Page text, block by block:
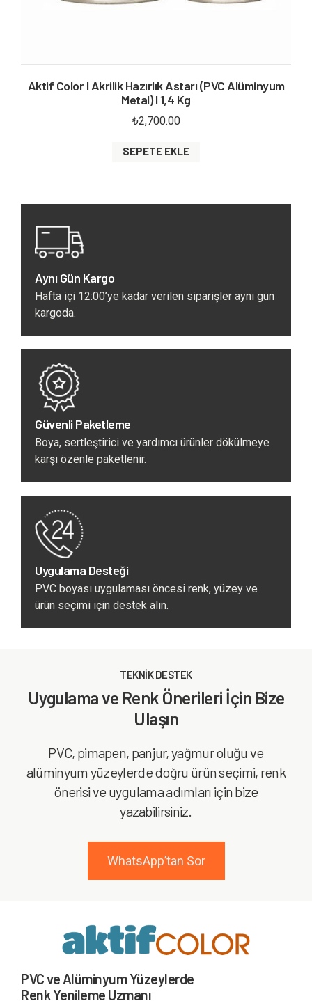
Aktif Color I Akrilik Hazırlık Astarı (PVC Alüminyum
Metal) I 1,4 Kg
₺2,700.00
SEPETE EKLE
Aynı Gün Kargo
Hafta içi 12:00’ye kadar verilen siparişler aynı gün
kargoda.
Güvenli Paketleme
Boya, sertleştirici ve yardımcı ürünler dökülmeye
karşı özenle paketlenir.
Uygulama Desteği
PVC boyası uygulaması öncesi renk, yüzey ve
ürün seçimi için destek alın.
TEKNİK DESTEK
Uygulama ve Renk Önerileri İçin Bize
Ulaşın
PVC, pimapen, panjur, yağmur oluğu ve
alüminyum yüzeylerde doğru ürün seçimi, renk
önerisi ve uygulama adımları için bize
yazabilirsiniz.
WhatsApp’tan Sor
PVC ve Alüminyum Yüzeylerde
Renk Yenileme Uzmanı